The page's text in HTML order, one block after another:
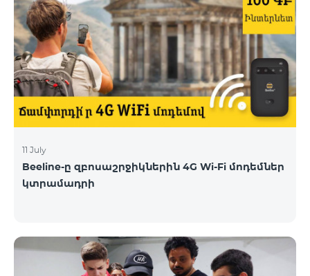
11 July
Beeline-ը զբոսաշրջիկներին 4G Wi-Fi մոդեմներ
կտրամադրի